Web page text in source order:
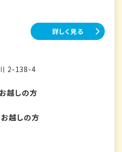
詳しく見る
2-138-4
越しの方
お越しの方